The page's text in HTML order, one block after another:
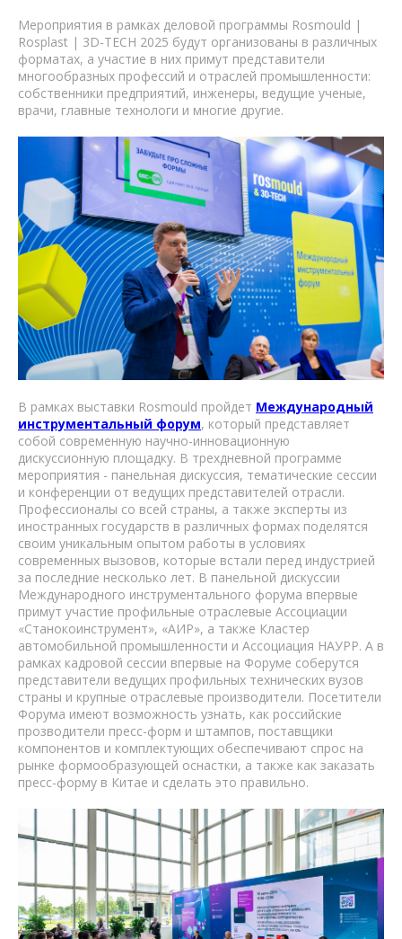
Мероприятия в рамках деловой программы Rosmould |
Rosplast | 3D-TECH 2025 будут организованы в различных
форматах, а участие в них примут представители
многообразных профессий и отраслей промышленности:
собственники предприятий, инженеры, ведущие ученые,
врачи, главные технологи и многие другие.
В рамках выставки Rosmould пройдет Международный
инструментальный форум, который представляет
собой современную научно-инновационную
дискуссионную площадку. В трехдневной программе
мероприятия - панельная дискуссия, тематические сессии
и конференции от ведущих представителей отрасли.
Профессионалы со всей страны, а также эксперты из
иностранных государств в различных формах поделятся
своим уникальным опытом работы в условиях
современных вызовов, которые встали перед индустрией
за последние несколько лет. В панельной дискуссии
Международного инструментального форума впервые
примут участие профильные отраслевые Ассоциации
«Станокоинструмент», «АИР», а также Кластер
автомобильной промышленности и Ассоциация НАУРР. А в
рамках кадровой сессии впервые на Форуме соберутся
представители ведущих профильных технических вузов
страны и крупные отраслевые производители. Посетители
Форума имеют возможность узнать, как российские
прозводители пресс-форм и штампов, поставщики
компонентов и комплектующих обеспечивают спрос на
рынке формообразующей оснастки, а также как заказать
пресс-форму в Китае и сделать это правильно.